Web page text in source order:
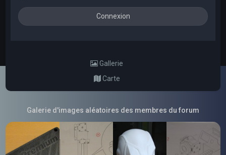
Gallerie
Carte
Galerie d'images aléatoires des membres du forum